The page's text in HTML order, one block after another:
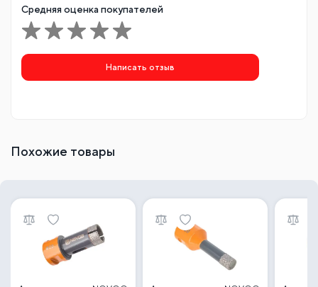
Средняя оценка покупателей
Написать отзыв
Похожие товары